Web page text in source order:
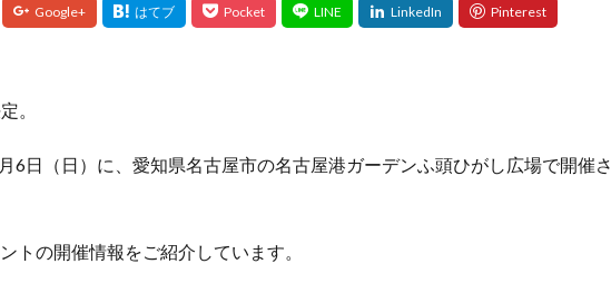
。
6日（日）に、愛知県名古屋市の名古屋港ガーデンふ頭ひがし広場で開催さ
トの開催情報をご紹介しています。